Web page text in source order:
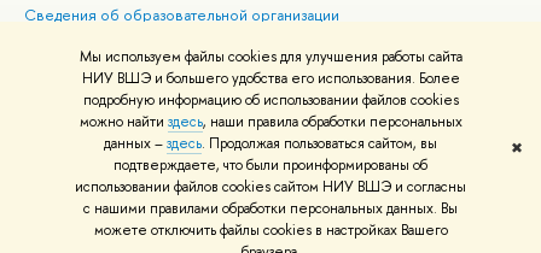
Мы используем файлы cookies для улучшения работы сайта
НИУ ВШЭ и большего удобства его использования. Более
подробную информацию об использовании файлов cookies
можно найти здесь, наши правила обработки персональных
данных –здесь. Продолжая пользоваться сайтом, вы
подтверждаете, что были проинформированы об
использовании файлов cookies сайтом НИУ ВШЭ и согласны
с нашими правилами обработки персональных данных. Вы
можете отключить файлы cookies в настройках Вашего
✖
Сведения об образовательной организации
Людям с ограниченными возможностями здоровья
Единая платежная страница
Работа в Вышке
© НИУ ВШЭ 1993–2026 Адреса и контакты Условия использования
материалов Политика конфиденциальности Карта сайта
Шрифты HSE Sans и HSE Slab разработаны вШколе дизайна НИУ ВШЭ